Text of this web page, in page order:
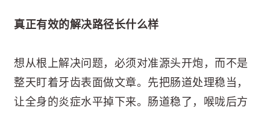
真正有效的解决路径长什么样
想从根上解决问题，必须对准源头开炮，而不是
整天盯着牙齿表面做文章。先把肠道处理稳当，
让全身的炎症水平掉下来。肠道稳了，喉咙后方